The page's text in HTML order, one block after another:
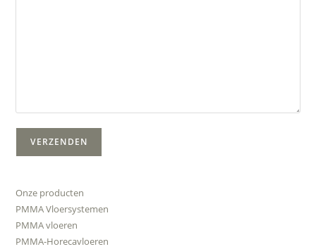
Onze producten
PMMA Vloersystemen
PMMA vloeren
PMMA-Horecavloeren